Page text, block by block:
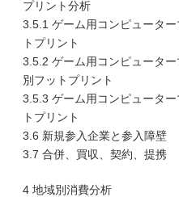
プリント分析
3.5.1 ゲーム用コンピュータ
トプリント
3.5.2 ゲーム用コンピュータ
別フットプリント
3.5.3 ゲーム用コンピュータ
トプリント
3.6 新規参入企業と参入障壁
3.7 合併、買収、契約、提携
4 地域別消費分析